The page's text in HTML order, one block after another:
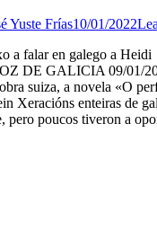
Yuste Frías10/01/2022
a falar en galego a
DE GALICIA 09/01/
suiza, a novela «O
Xeracións enteiras de
pero poucos tiveron a